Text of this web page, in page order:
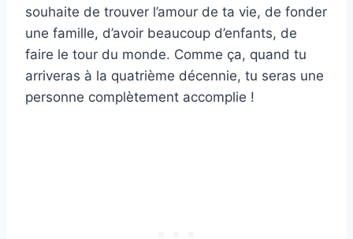
souhaite de trouver l’amour de ta vie, de fonder
une famille, d’avoir beaucoup d’enfants, de
faire le tour du monde. Comme ça, quand tu
arriveras à la quatrième décennie, tu seras une
personne complètement accomplie !